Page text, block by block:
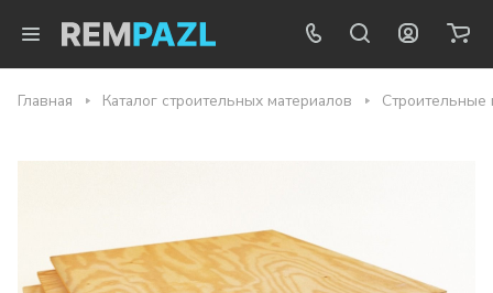
Главная Каталог строительных материалов Строительные